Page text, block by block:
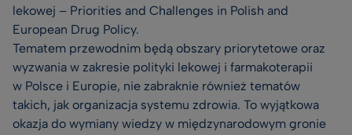
lekowej – Priorities and Challenges in Polish and
European Drug Policy.
Tematem przewodnim będą obszary priorytetowe oraz
wyzwania w zakresie polityki lekowej i farmakoterapii
w Polsce i Europie, nie zabraknie również tematów
takich, jak organizacja systemu zdrowia. To wyjątkowa
okazja do wymiany wiedzy w międzynarodowym gronie